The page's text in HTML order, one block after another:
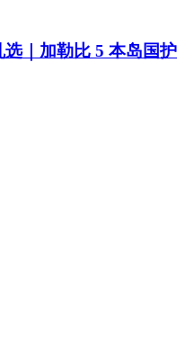
｜加勒比 5 本岛国